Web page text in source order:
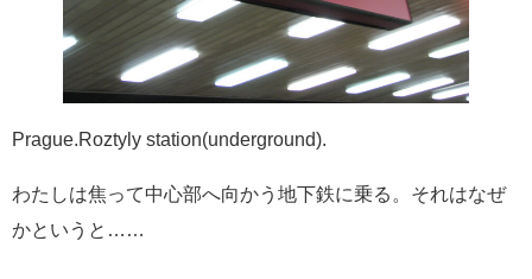
Prague.Roztyly station(underground).
わたしは焦って中心部へ向かう地下鉄に乗る。それはなぜ
かというと……